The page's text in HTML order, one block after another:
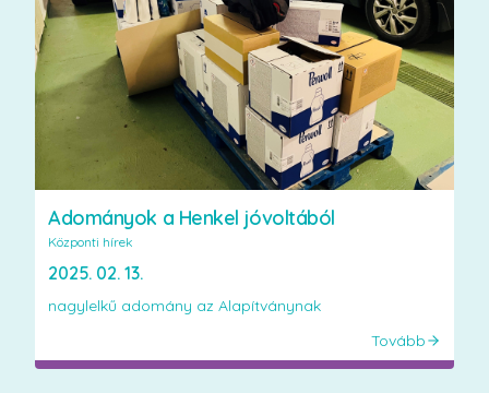
Adományok a Henkel jóvoltából
Központi hírek
2025. 02. 13.
nagylelkű adomány az Alapítványnak
Tovább